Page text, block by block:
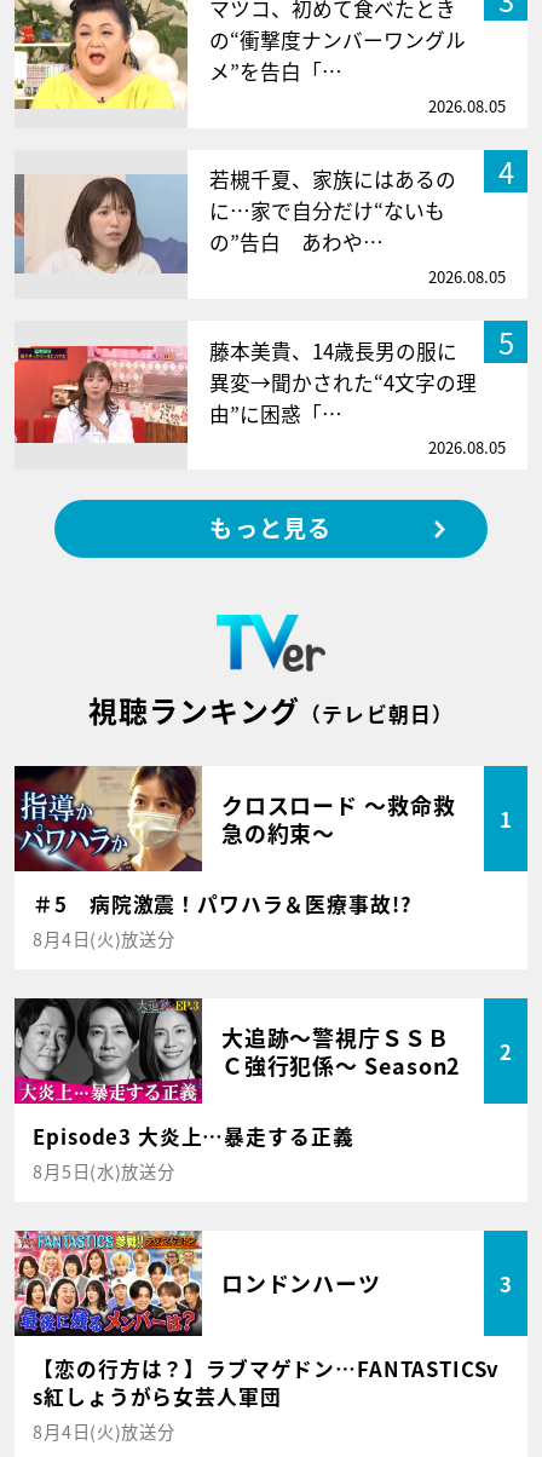
マツコ、初めて食べたとき
の“衝撃度ナンバーワングル
メ”を告白「…
2026.08.05
4
若槻千夏、家族にはあるの
に…家で自分だけ“ないも
の”告白 あわや…
2026.08.05
5
藤本美貴、14歳長男の服に
異変→聞かされた“4文字の理
由”に困惑「…
2026.08.05
もっと見る
視聴ランキング （テレビ朝日）
クロスロード ～救命救
急の約束～
1
＃5 病院激震！パワハラ＆医療事故!?
8月4日(火)放送分
大追跡～警視庁ＳＳＢ
Ｃ強行犯係～ Season2
2
Episode3 大炎上…暴走する正義
8月5日(水)放送分
ロンドンハーツ 3
【恋の行方は？】ラブマゲドン…FANTASTICSv
s紅しょうがら女芸人軍団
8月4日(火)放送分